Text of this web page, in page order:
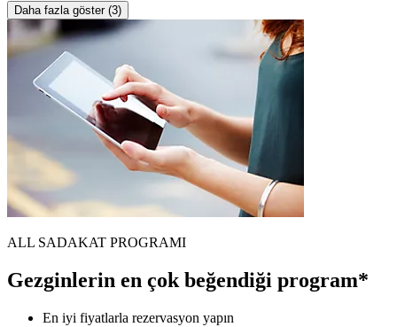
Daha fazla göster (3)
ALL SADAKAT PROGRAMI
Gezginlerin en çok beğendiği program*
En iyi fiyatlarla rezervasyon yapın